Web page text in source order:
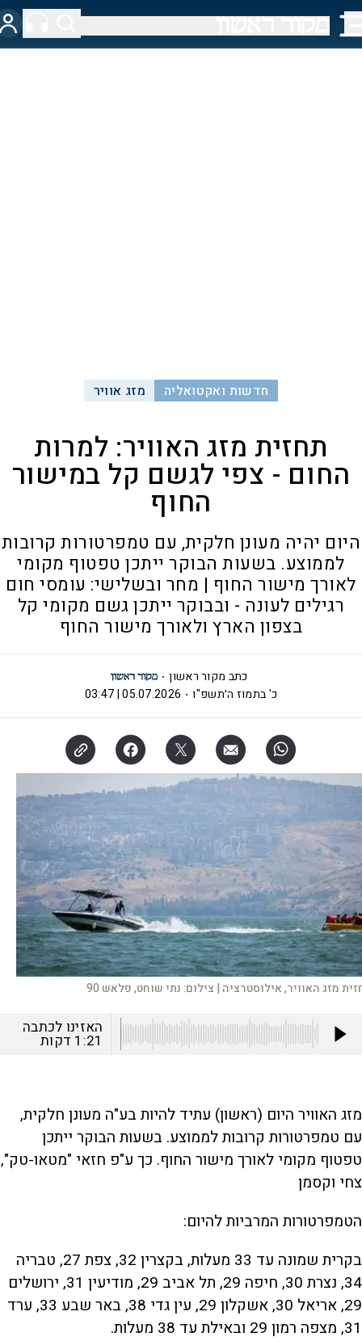
חדשות ואקטואליה מזג אוויר
תחזית מזג האוויר: למרות
החום - צפי לגשם קל במישור
החוף
היום יהיה מעונן חלקית, עם טמפרטורות קרובות
לממוצע. בשעות הבוקר ייתכן טפטוף מקומי
לאורך מישור ‏החוף | מחר ובשלישי: עומסי חום
רגילים לעונה - ובבוקר ייתכן גשם מקומי ‏קל
בצפון הארץ ולאורך מישור החוף
כתב מקור ראשון
כ' בתמוז ה׳תשפ"ו
05.07.2026 | 03:47
מזג האוויר, אילוסטרציה | צילום:נתי שוחט, פלאש 90
האזינו לכתבה
1:21 דקות
מזג האוויר היום (ראשון) עתיד להיות בע"ה מעונן חלקית,
עם טמפרטורות קרובות לממוצע. בשעות הבוקר ייתכן
טפטוף מקומי לאורך מישור ‏החוף. כך ע"פ חזאי "מטאו-טק",
צחי וקסמן
הטמפרטורות המרביות להיום:
בקרית שמונה עד 33 מעלות, בקצרין 32, צפת 27, טבריה
34, נצרת 30, חיפה 29, תל אביב 29, מודיעין 31, ירושלים
29, אריאל 30, אשקלון 29, עין גדי 38, באר שבע 33, ערד
31, מצפה רמון 29 ובאילת עד 38 מעלות.